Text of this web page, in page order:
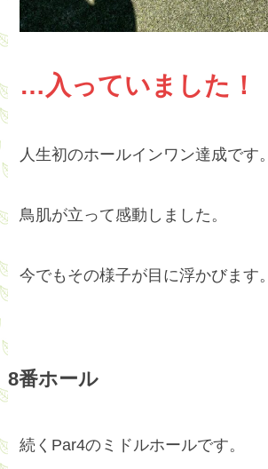
…入っていました！
人生初のホールインワン達成です。
鳥肌が立って感動しました。
今でもその様子が目に浮かびます。
8番ホール
続くPar4のミドルホールです。